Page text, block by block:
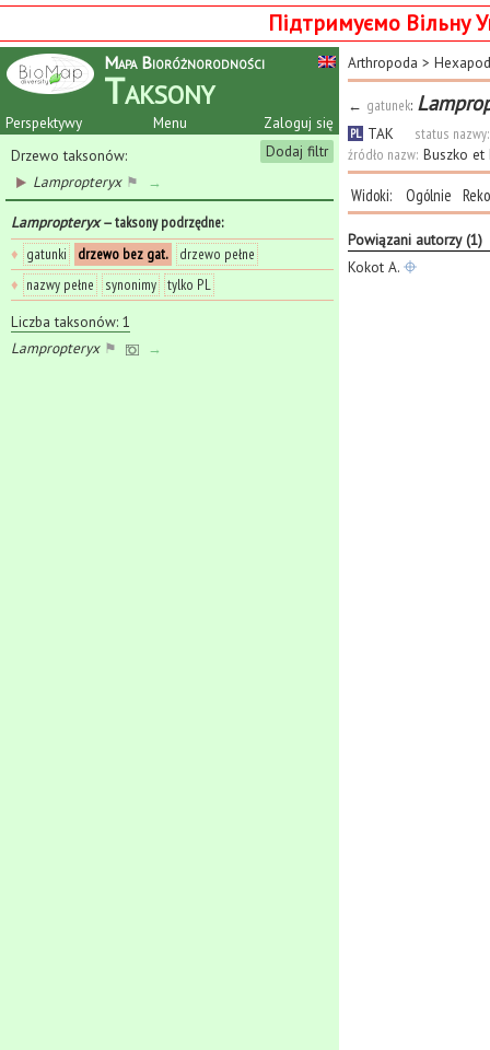
Підтримуємо Вільну
Mapa Bioróżnorodności
Taksony
Perspektywy Zaloguj się
Menu
Dodaj filtr
Drzewo taksonów:
Lampropteryx⚑ →
Lampropteryx— taksony podrzędne:
♦ gatunki drzewo bez gat.
drzewo pełne
♦ nazwy pełne synonimy tylko PL
Liczba taksonów: 1
Lampropteryx⚑ →
Arthropoda >
← gatunek:
PL TAK
status nazwy:
źródło nazw: Buszko et
Widoki: Ogólnie
Powiązani autorzy (1)
Kokot A.